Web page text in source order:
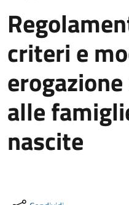
criteri e
alle
nascite